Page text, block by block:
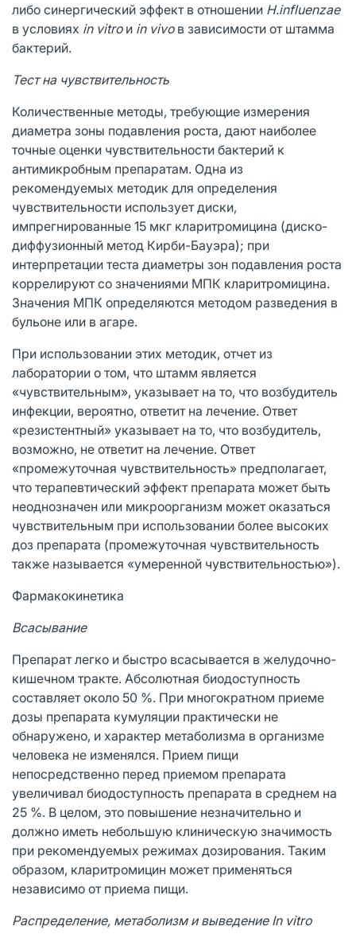
либо синергический эффект в отношении H.influenzae
в условиях in vitro и in vivo в зависимости от штамма
бактерий.
Тест на чувствительность
Количественные методы, требующие измерения
диаметра зоны подавления роста, дают наиболее
точные оценки чувствительности бактерий к
антимикробным препаратам. Одна из
рекомендуемых методик для определения
чувствительности использует диски,
импрегнированные 15 мкг кларитромицина (диско-
диффузионный метод Кирби-Бауэра); при
интерпретации теста диаметры зон подавления роста
коррелируют со значениями МПК кларитромицина.
Значения МПК определяются методом разведения в
бульоне или в агаре.
При использовании этих методик, отчет из
лаборатории о том, что штамм является
«чувствительным», указывает на то, что возбудитель
инфекции, вероятно, ответит на лечение. Ответ
«резистентный» указывает на то, что возбудитель,
возможно, не ответит на лечение. Ответ
«промежуточная чувствительность» предполагает,
что терапевтический эффект препарата может быть
неоднозначен или микроорганизм может оказаться
чувствительным при использовании более высоких
доз препарата (промежуточная чувствительность
также называется «умеренной чувствительностью»).
Фармакокинетика
Всасывание
Препарат легко и быстро всасывается в желудочно-
кишечном тракте. Абсолютная биодоступность
составляет около 50 %. При многократном приеме
дозы препарата кумуляции практически не
обнаружено, и характер метаболизма в организме
человека не изменялся. Прием пищи
непосредственно перед приемом препарата
увеличивал биодоступность препарата в среднем на
25 %. В целом, это повышение незначительно и
должно иметь небольшую клиническую значимость
при рекомендуемых режимах дозирования. Таким
образом, кларитромицин может применяться
независимо от приема пищи.
Распределение, метаболизм и выведение In vitro